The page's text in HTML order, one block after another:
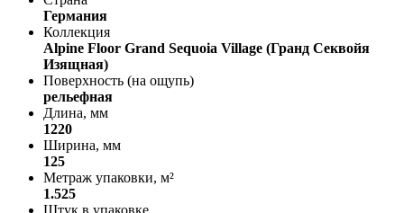
Германия
Коллекция
Alpine Floor Grand Sequoia Village (Гранд Секвойя
Изящная)
Поверхность (на ощупь)
рельефная
Длина, мм
1220
Ширина, мм
125
Метраж упаковки, м²
1.525
Штук в упаковке